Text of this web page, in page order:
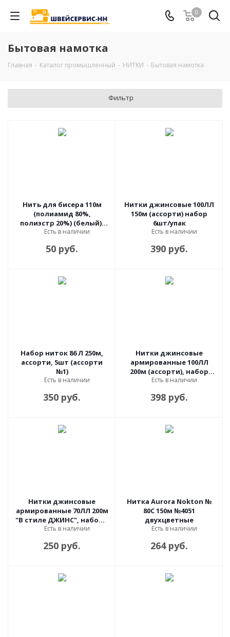
0
Бытовая намотка
Главная - Каталог промышленный - НИТКИ - Бытовая намотка
Фильтр
Нить для бисера 110м
(полиамид 80%,
полиэстр 20%) (белый),
шт
Есть в наличии
50 руб.
Нитки джинсовые 100ЛЛ
150м (ассорти) набор
6шт/упак
Есть в наличии
390 руб.
Набор ниток 86 Л 250м,
ассорти, 5шт (ассорти
№1)
Есть в наличии
350 руб.
Нитки джинсовые
армированные 100ЛЛ
200м (ассорти), набор
7шт
Есть в наличии
398 руб.
Нитки джинсовые
армированные 70ЛЛ 200м
"В стиле ДЖИНС", набор 7
шт
Есть в наличии
250 руб.
Нитка Aurora Nokton №
80C 150м №4051
двухцветные
Есть в наличии
264 руб.